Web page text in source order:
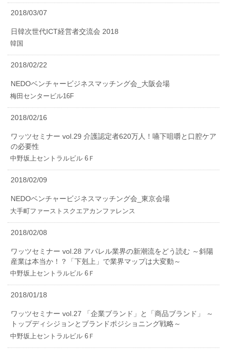
2018/03/07
日韓次世代ICT経営者交流会 2018
韓国
2018/02/22
NEDOベンチャービジネスマッチング会_大阪会場
梅田センタービル16F
2018/02/16
ワッツセミナー vol.29 介護認定者620万人！嚥下咀嚼と口腔ケア
の必要性
中野坂上セントラルビル 6Ｆ
2018/02/09
NEDOベンチャービジネスマッチング会_東京会場
大手町ファーストスクエアカンファレンス
2018/02/08
ワッツセミナー vol.28 アパレル業界の新潮流をどう読む ～斜陽
産業は本当か！？「下剋上」で業界マップは大変動～
中野坂上セントラルビル 6Ｆ
2018/01/18
ワッツセミナー vol.27 「企業ブランド」と「商品ブランド」 ～
トップディシジョンとブランドポジショニング戦略～
中野坂上セントラルビル 6Ｆ